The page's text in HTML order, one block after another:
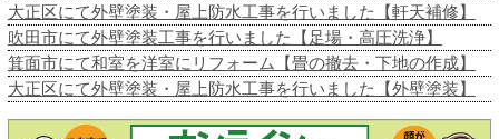
大正区にて外壁塗装・屋上防水工事を行いました【軒天補修】
吹田市にて外壁塗装工事を行いました【足場・高圧洗浄】
箕面市にて和室を洋室にリフォーム【畳の撤去・下地の作成】
大正区にて外壁塗装・屋上防水工事を行いました【外壁塗装】